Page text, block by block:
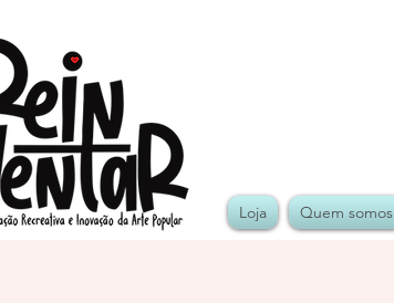
Loja Quem somos